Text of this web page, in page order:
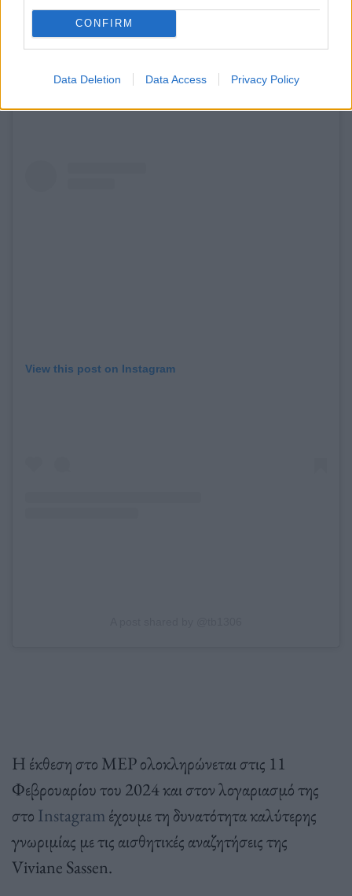
CONFIRM
Data Deletion Data Access Privacy Policy
που κάνει.
View this post on Instagram
Η έκθεση στο MEP ολοκληρώνεται στις 11
Φεβρουαρίου του 2024 και στον λογαριασμό της
στο Instagram έχουμε τη δυνατότητα καλύτερης
γνωριμίας με τις αισθητικές αναζητήσεις της
Viviane Sassen.